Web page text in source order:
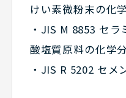
けい素微粉末の化
・JIS M 8853 セ
酸塩質原料の化学
・JIS R 5202 セメ